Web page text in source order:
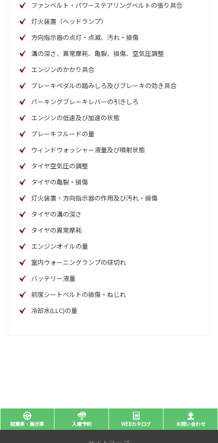
ファンベルト・パワーステアリングベルトの張り具合
灯火装置（ヘッドランプ）
方向指示器の点灯・点滅、汚れ・損傷
溝の深さ、異常摩耗、亀裂、損傷、空気圧調整
エンジンのかかり具合
ブレーキペダルの踏みしろ及びブレーキの効き具合
パーキングブレーキレバーの引きしろ
エンジンの低速及び加速の状態
ブレーキフルードの量
ウィンドウォッシャー液量及び噴射状態
タイヤ空気圧の調整
タイヤの亀裂・損傷
灯火装置・方向指示器の作用及び汚れ・損傷
タイヤの溝の深さ
タイヤの異常摩耗
エンジンオイルの量
室内ウォーニングランプの球切れ
バッテリー液量
前席シートベルトの損傷・ねじれ
冷却水(LLC)の量
試乗車・展示車 入庫予約 WEBカタログ お問い合わせ